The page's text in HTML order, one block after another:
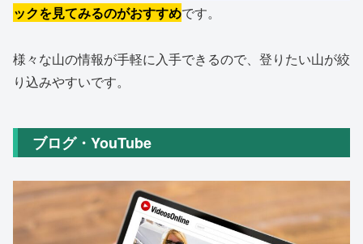
ックを見てみるのがおすすめです。
様々な山の情報が手軽に入手できるので、登りたい山が絞
り込みやすいです。
ブログ・YouTube